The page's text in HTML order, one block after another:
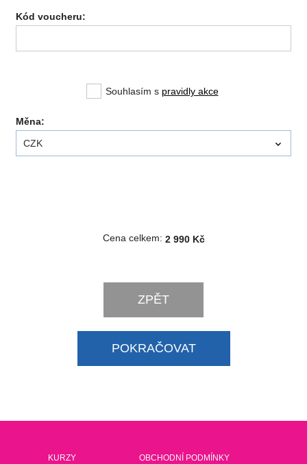
Kód voucheru:
Souhlasím s pravidly akce
Měna:
CZK
Cena celkem: 2 990 Kč
ZPĚT
POKRAČOVAT
KURZY OBCHODNÍ PODMÍNKY